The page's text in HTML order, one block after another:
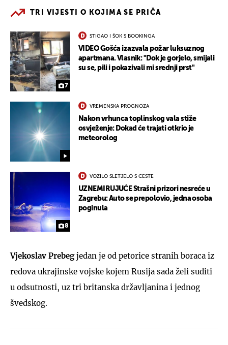
TRI VIJESTI O KOJIMA SE PRIČA
7
STIGAO I ŠOK S BOOKINGA
VIDEO Gošća izazvala požar luksuznog
apartmana. Vlasnik: "Dok je gorjelo, smijali
su se, pili i pokazivali mi srednji prst"
VREMENSKA PROGNOZA
Nakon vrhunca toplinskog vala stiže
osvježenje: Dokad će trajati otkrio je
meteorolog
8
VOZILO SLETJELO S CESTE
UZNEMIRUJUĆE Strašni prizori nesreće u
Zagrebu: Auto se prepolovio, jedna osoba
poginula
Vjekoslav Prebegjedan je od petorice stranih boraca iz
redova ukrajinske vojske kojem Rusija sada želi suditi
u odsutnosti, uz tri britanska državljanina i jednog
švedskog.